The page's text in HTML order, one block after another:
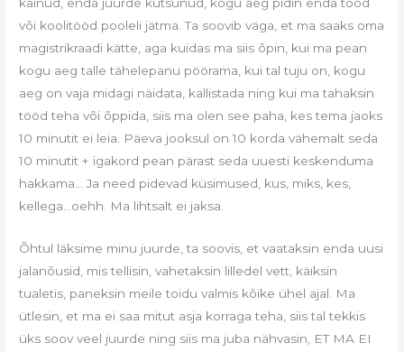
või koolitööd pooleli jätma. Ta soovib väga, et ma saaks oma
magistrikraadi kätte, aga kuidas ma siis õpin, kui ma pean
kogu aeg talle tähelepanu pöörama, kui tal tuju on, kogu
aeg on vaja midagi näidata, kallistada ning kui ma tahaksin
tööd teha või õppida, siis ma olen see paha, kes tema jaoks
10 minutit ei leia. Päeva jooksul on 10 korda vähemalt seda
10 minutit + igakord pean pärast seda uuesti keskenduma
hakkama… Ja need pidevad küsimused, kus, miks, kes,
kellega…oehh. Ma lihtsalt ei jaksa.
Õhtul läksime minu juurde, ta soovis, et vaataksin enda uusi
jalanõusid, mis tellisin, vahetaksin lilledel vett, käiksin
tualetis, paneksin meile toidu valmis kõike ühel ajal. Ma
ütlesin, et ma ei saa mitut asja korraga teha, siis tal tekkis
üks soov veel juurde ning siis ma juba nähvasin, ET MA EI